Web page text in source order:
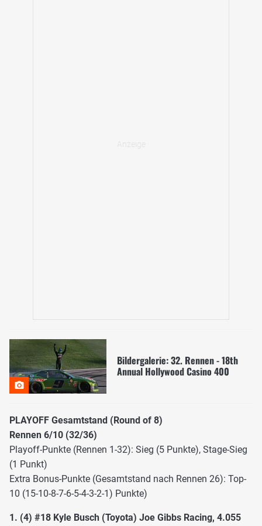
Bildergalerie: 32. Rennen - 18th
Annual Hollywood Casino 400
PLAYOFF Gesamtstand (Round of 8)
Rennen 6/10 (32/36)
Playoff-Punkte (Rennen 1-32): Sieg (5 Punkte), Stage-Sieg
(1 Punkt)
Extra Bonus-Punkte (Gesamtstand nach Rennen 26): Top-
10 (15-10-8-7-6-5-4-3-2-1) Punkte)
1. (4) #18 Kyle Busch (Toyota) Joe Gibbs Racing, 4.055